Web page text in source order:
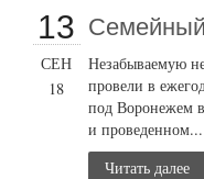
13
СЕН
18
Незабываемую
провели в
под Воронежем
и проведенном...
Читать далее